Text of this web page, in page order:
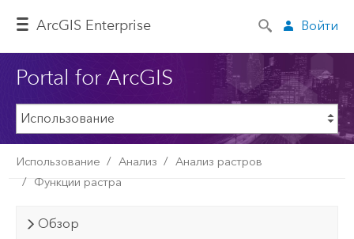
ArcGIS Enterprise Войти
Portal for ArcGIS
Использование Анализ
Анализ растров
Функции растра
Обзор